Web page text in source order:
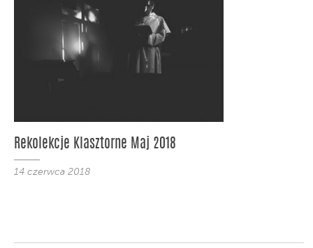
Rekolekcje Klasztorne Maj 2018
14 czerwca 2018